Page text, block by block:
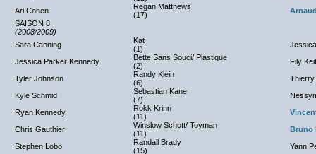
Ari Cohen
Regan Matthews
(17)
SAISON 8
(2008/2009)
Sara Canning
Kat
(1)
Jessica Parker Kennedy
Bette Sans Souci/ Plastique
(2)
Fily
Tyler Johnson
Randy Klein
(6)
Thierry
Kyle Schmid
Sebastian Kane
(7)
Ryan Kennedy
Rokk Krinn
(11)
Chris Gauthier
Winslow Schott/ Toyman
(11)
Bruno
Stephen Lobo
Randall Brady
(15)
Yann